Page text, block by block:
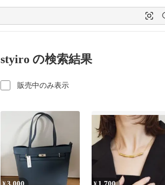
styiro の検索結果
販売中のみ表示
3,000 1,700